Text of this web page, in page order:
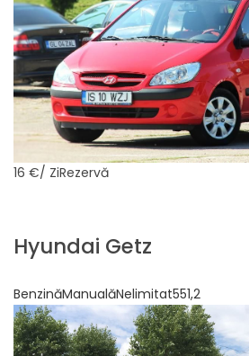
16 €/ ZiRezervă
Hyundai Getz
BenzinăManualăNelimitat551,2